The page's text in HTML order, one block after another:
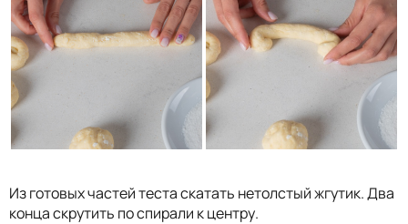
Из готовых частей теста скатать нетолстый жгутик. Два
конца скрутить по спирали к центру.